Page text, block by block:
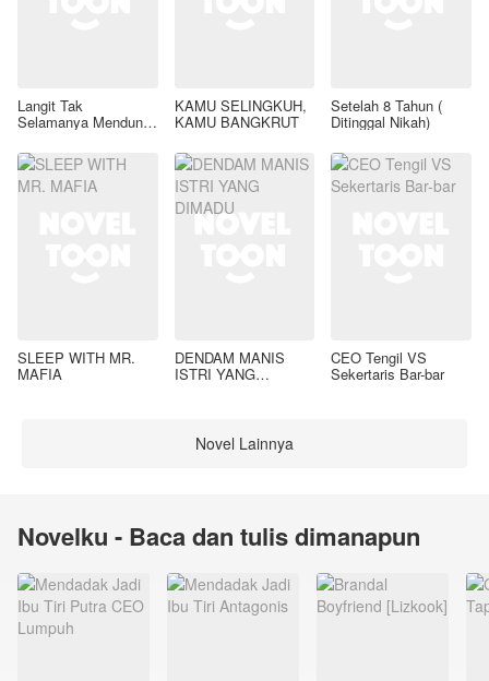
Langit Tak
Selamanya Mendung,
KAMU SELINGKUH,
KAMU BANGKRUT
Setelah 8 Tahun (
Ditinggal Nikah)
SLEEP WITH MR.
MAFIA
DENDAM MANIS
ISTRI YANG
CEO Tengil VS
Sekertaris Bar-bar
Novel Lainnya
Novelku - Baca dan tulis dimanapun